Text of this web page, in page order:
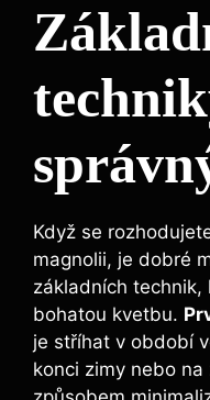
Když se
magnolii, je dobré
základních
bohatou kvetbu.
je stříhat v období
konci⁢ zimy nebo